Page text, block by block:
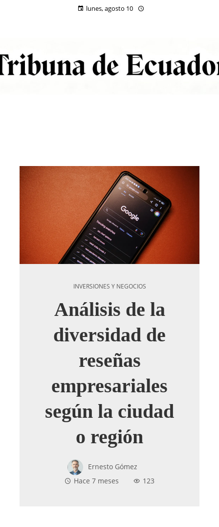
lunes, agosto 10
INVERSIONES Y NEGOCIOS
Análisis de la
diversidad de
reseñas
empresariales
según la ciudad
o región
Ernesto Gómez
Hace 7 meses
123